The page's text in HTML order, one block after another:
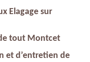
Elagage sur
tout Montcet
et d’entretien de